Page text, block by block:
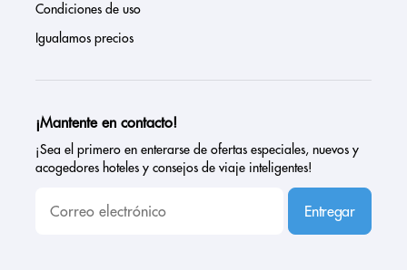
Condiciones de uso
Igualamos precios
¡Mantente en contacto!
¡Sea el primero en enterarse de ofertas especiales, nuevos y
acogedores hoteles y consejos de viaje inteligentes!
Entregar